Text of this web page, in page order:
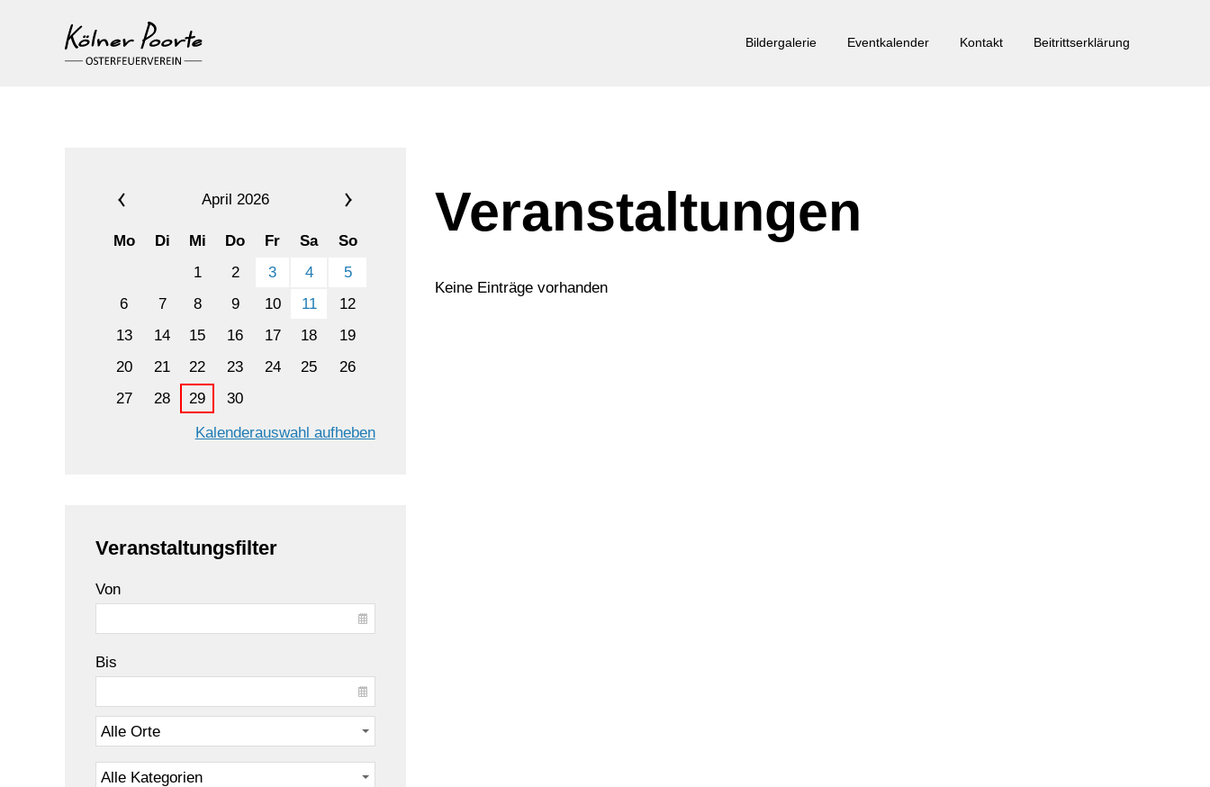
Bildergalerie Eventkalender Kontakt Beitrittserklärung
April 2026
Mo Di Mi Do Fr Sa
So
1
2 3 4
5
6
7 8 9 10 11
12
13
14 15 16 17 18
19
20
21 22 23 24 25
26
27
28 29
30
Kalenderauswahl aufheben
Veranstaltungsfilter
Von
Bis
Veranstaltungen
Keine Einträge vorhanden